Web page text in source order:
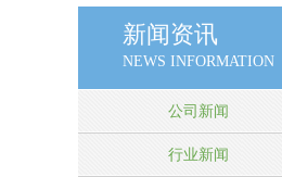
新闻资讯
NEWS INFORMATION
公司新闻
行业新闻